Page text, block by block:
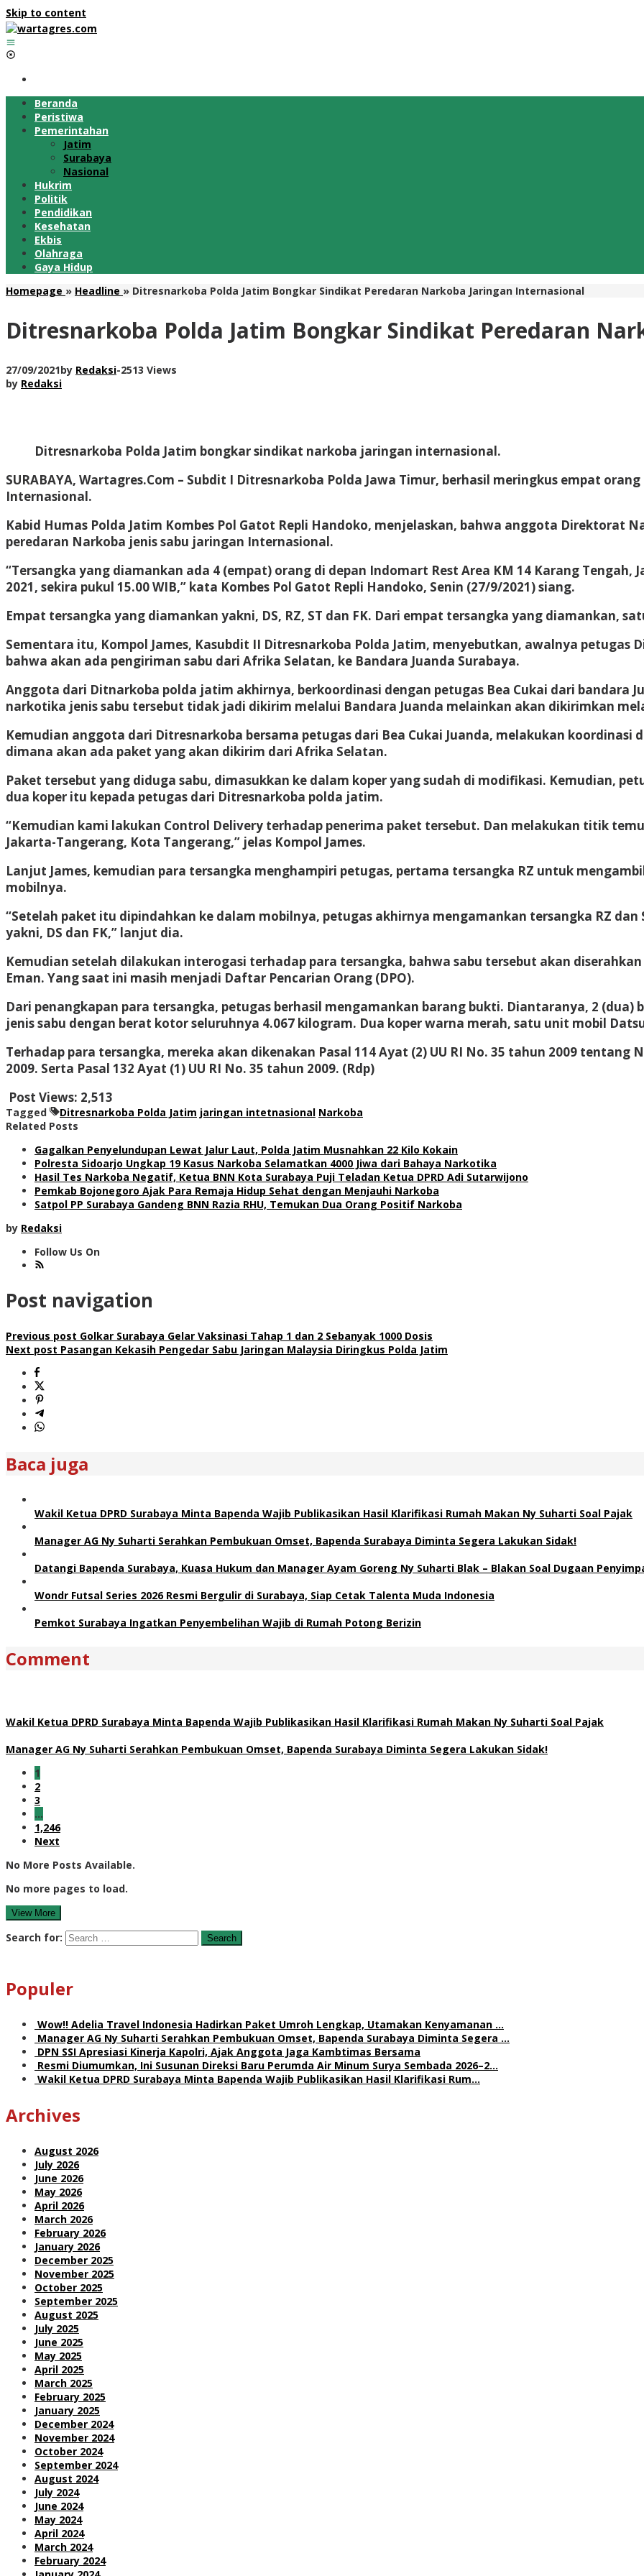
Skip to content
Beranda
Peristiwa
Pemerintahan
Jatim
Surabaya
Nasional
Hukrim
Politik
Pendidikan
Kesehatan
Ekbis
Olahraga
Gaya Hidup
Homepage » Headline » Ditresnarkoba Polda Jatim Bongkar Sindikat Peredaran Narkoba Jaringan Internasional
Ditresnarkoba Polda Jatim Bongkar Sindikat Peredaran
27/09/2021by Redaksi-2513 Views
by Redaksi
Ditresnarkoba Polda Jatim bongkar sindikat narkoba jaringan internasional.
SURABAYA, Wartagres.Com – Subdit I Ditresnarkoba Polda Jawa Timur, berhasil meringkus empat
Internasional.
Kabid Humas Polda Jatim Kombes Pol Gatot Repli Handoko, menjelaskan, bahwa anggota Direktorat
peredaran Narkoba jenis sabu jaringan Internasional.
“Tersangka yang diamankan ada 4 (empat) orang di depan Indomart Rest Area KM 14 Karang Tengah,
2021, sekira pukul 15.00 WIB,” kata Kombes Pol Gatot Repli Handoko, Senin (27/9/2021) siang.
Empat tersangka yang diamankan yakni, DS, RZ, ST dan FK. Dari empat tersangka yang diamankan,
Sementara itu, Kompol James, Kasubdit II Ditresnarkoba Polda Jatim, menyebutkan, awalnya
bahwa akan ada pengiriman sabu dari Afrika Selatan, ke Bandara Juanda Surabaya.
Anggota dari Ditnarkoba polda jatim akhirnya, berkoordinasi dengan petugas Bea Cukai dari bandara
narkotika jenis sabu tersebut tidak jadi dikirim melalui Bandara Juanda melainkan akan dikirimkan
Kemudian anggota dari Ditresnarkoba bersama petugas dari Bea Cukai Juanda, melakukan koordinasi
dimana akan ada paket yang akan dikirim dari Afrika Selatan.
Paket tersebut yang diduga sabu, dimasukkan ke dalam koper yang sudah di modifikasi. Kemudian,
dua koper itu kepada petugas dari Ditresnarkoba polda jatim.
“Kemudian kami lakukan Control Delivery terhadap penerima paket tersebut. Dan melakukan titik temu
Jakarta-Tangerang, Kota Tangerang,” jelas Kompol James.
Lanjut James, kemudian para tersangka menghampiri petugas, pertama tersangka RZ untuk
mobilnya.
“Setelah paket itu dipindahkan ke dalam mobilnya, petugas akhirnya mengamankan tersangka RZ
yakni, DS dan FK,” lanjut dia.
Kemudian setelah dilakukan interogasi terhadap para tersangka, bahwa sabu tersebut akan
Eman. Yang saat ini masih menjadi Daftar Pencarian Orang (DPO).
Dari penangkapan para tersangka, petugas berhasil mengamankan barang bukti. Diantaranya, 2
jenis sabu dengan berat kotor seluruhnya 4.067 kilogram. Dua koper warna merah, satu unit mobil
Terhadap para tersangka, mereka akan dikenakan Pasal 114 Ayat (2) UU RI No. 35 tahun 2009 tentang
2009. Serta Pasal 132 Ayat (1) UU RI No. 35 tahun 2009. (Rdp)
Post Views: 2,513
Tagged Ditresnarkoba Polda Jatim jaringan intetnasional Narkoba
Related Posts
Gagalkan Penyelundupan Lewat Jalur Laut, Polda Jatim Musnahkan 22 Kilo Kokain
Polresta Sidoarjo Ungkap 19 Kasus Narkoba Selamatkan 4000 Jiwa dari Bahaya Narkotika
Hasil Tes Narkoba Negatif, Ketua BNN Kota Surabaya Puji Teladan Ketua DPRD Adi Sutarwijono
Pemkab Bojonegoro Ajak Para Remaja Hidup Sehat dengan Menjauhi Narkoba
Satpol PP Surabaya Gandeng BNN Razia RHU, Temukan Dua Orang Positif Narkoba
by Redaksi
Follow Us On
Post navigation
Previous post Golkar Surabaya Gelar Vaksinasi Tahap 1 dan 2 Sebanyak 1000 Dosis
Next post Pasangan Kekasih Pengedar Sabu Jaringan Malaysia Diringkus Polda Jatim
Baca juga
Wakil Ketua DPRD Surabaya Minta Bapenda Wajib Publikasikan Hasil Klarifikasi Rumah Makan Ny Suharti Soal Pajak
Manager AG Ny Suharti Serahkan Pembukuan Omset, Bapenda Surabaya Diminta Segera Lakukan Sidak!
Datangi Bapenda Surabaya, Kuasa Hukum dan Manager Ayam Goreng Ny Suharti Blak – Blakan Soal Dugaan
Wondr Futsal Series 2026 Resmi Bergulir di Surabaya, Siap Cetak Talenta Muda Indonesia
Pemkot Surabaya Ingatkan Penyembelihan Wajib di Rumah Potong Berizin
Comment
Wakil Ketua DPRD Surabaya Minta Bapenda Wajib Publikasikan Hasil Klarifikasi Rumah Makan Ny Suharti Soal Pajak
Manager AG Ny Suharti Serahkan Pembukuan Omset, Bapenda Surabaya Diminta Segera Lakukan Sidak!
1
2
3
…
1,246
Next
No More Posts Available.
No more pages to load.
View More
Search for:
Populer
Wow!! Adelia Travel Indonesia Hadirkan Paket Umroh Lengkap, Utamakan Kenyamanan …
Manager AG Ny Suharti Serahkan Pembukuan Omset, Bapenda Surabaya Diminta Segera …
DPN SSI Apresiasi Kinerja Kapolri, Ajak Anggota Jaga Kambtimas Bersama
Resmi Diumumkan, Ini Susunan Direksi Baru Perumda Air Minum Surya Sembada 2026–2…
Wakil Ketua DPRD Surabaya Minta Bapenda Wajib Publikasikan Hasil Klarifikasi Rum…
Archives
August 2026
July 2026
June 2026
May 2026
April 2026
March 2026
February 2026
January 2026
December 2025
November 2025
October 2025
September 2025
August 2025
July 2025
June 2025
May 2025
April 2025
March 2025
February 2025
January 2025
December 2024
November 2024
October 2024
September 2024
August 2024
July 2024
June 2024
May 2024
April 2024
March 2024
February 2024